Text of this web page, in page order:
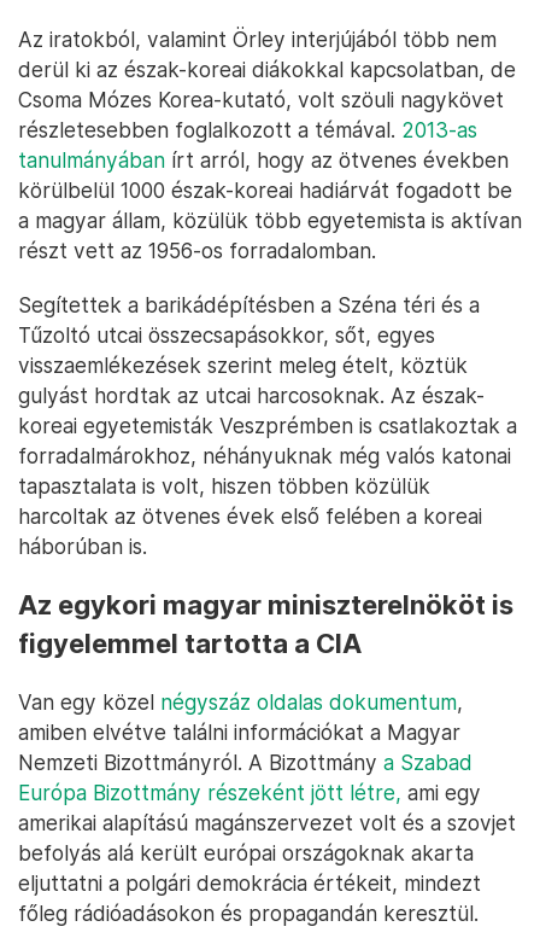
Az iratokból, valamint Örley interjújából több nem
derül ki az észak-koreai diákokkal kapcsolatban, de
Csoma Mózes Korea-kutató, volt szöuli nagykövet
részletesebben foglalkozott a témával. 2013-as
tanulmányában írt arról, hogy az ötvenes években
körülbelül 1000 észak-koreai hadiárvát fogadott be
a magyar állam, közülük több egyetemista is aktívan
részt vett az 1956-os forradalomban.
Segítettek a barikádépítésben a Széna téri és a
Tűzoltó utcai összecsapásokkor, sőt, egyes
visszaemlékezések szerint meleg ételt, köztük
gulyást hordtak az utcai harcosoknak. Az észak-
koreai egyetemisták Veszprémben is csatlakoztak a
forradalmárokhoz, néhányuknak még valós katonai
tapasztalata is volt, hiszen többen közülük
harcoltak az ötvenes évek első felében a koreai
háborúban is.
Az egykori magyar miniszterelnököt is
figyelemmel tartotta a CIA
Van egy közel négyszáz oldalas dokumentum,
amiben elvétve találni információkat a Magyar
Nemzeti Bizottmányról. A Bizottmány a Szabad
Európa Bizottmány részeként jött létre, ami egy
amerikai alapítású magánszervezet volt és a szovjet
befolyás alá került európai országoknak akarta
eljuttatni a polgári demokrácia értékeit, mindezt
főleg rádióadásokon és propagandán keresztül.